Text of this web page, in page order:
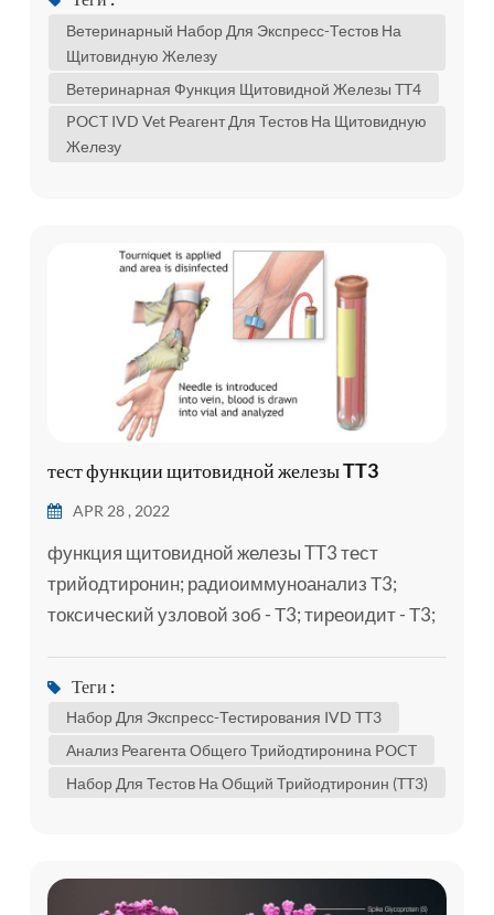
тревогу. вот некоторая информация о
наиболее распространенных заболеваниях
щитовидной железы, которые могут поражать
собак, чтобы помочь вам лучше понять
состояние вашей собаки. что делает
Ветеринарный Набор Для Экспресс-Тестов На
Щитовидную Железу
Ветеринарная Функция Щитовидной Железы TT4
POCT IVD Vet Реагент Для Тестов На Щитовидную
Железу
тест функции щитовидной железы TT3
APR 28 , 2022
функция щитовидной железы TT3 тест
трийодтиронин; радиоиммуноанализ Т3;
токсический узловой зоб - Т3; тиреоидит - Т3;
трийодтиронин (Т3) – это гормон щитовидной
железы., он играет важную роль в организме's
активности в клетках и тканях). лабораторный
Теги :
Набор Для Экспресс-Тестирования IVD TT3
Анализ Реагента Общего Трийодтиронина POCT
Набор Для Тестов На Общий Трийодтиронин (TT3)